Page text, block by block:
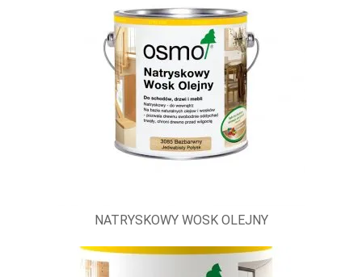
NATRYSKOWY WOSK OLEJNY